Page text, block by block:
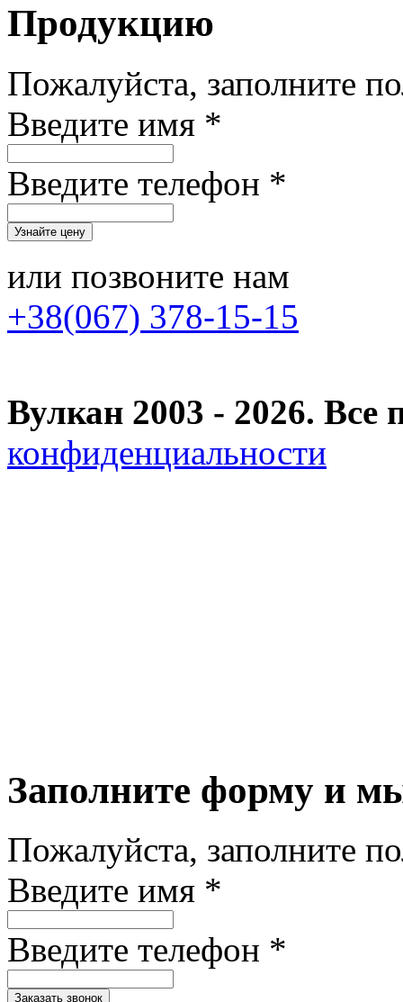
Продукцию
Пожалуйста, заполните
Введите имя *
Введите телефон *
или позвоните нам
+38(067) 378-15-15
Вулкан 2003 - 2026.
конфиденциальности
Заполните форму и
Пожалуйста, заполните
Введите имя *
Введите телефон *